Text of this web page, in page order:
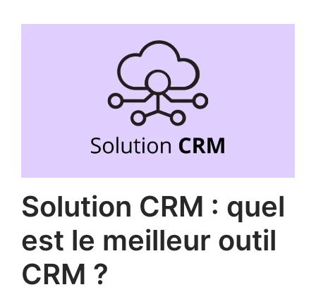
Solution CRM : quel
est le meilleur outil
CRM ?